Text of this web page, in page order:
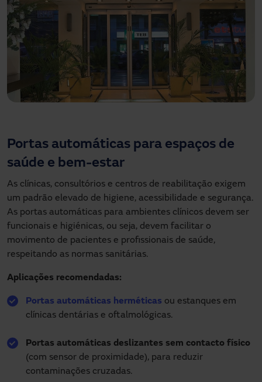
Portas automáticas para espaços de
saúde e bem-estar
As clínicas, consultórios e centros de reabilitação exigem
um padrão elevado de higiene, acessibilidade e segurança.
As portas automáticas para ambientes clínicos devem ser
funcionais e higiénicas, ou seja, devem facilitar o
movimento de pacientes e profissionais de saúde,
respeitando as normas sanitárias.
Aplicações recomendadas:
Portas automáticas herméticas ou estanques em
clínicas dentárias e oftalmológicas.
Portas automáticas deslizantes sem contacto físico
(com sensor de proximidade), para reduzir
contaminações cruzadas.